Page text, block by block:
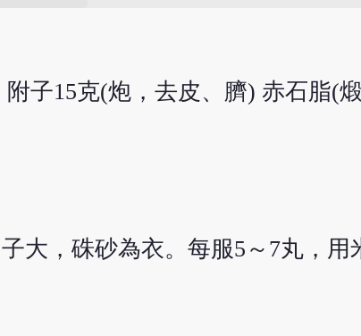
子15克(炮，去皮、臍) 赤石脂(
大，硃砂為衣。每服5～7丸，用